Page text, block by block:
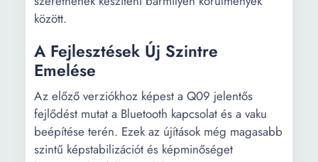
között.
A Fejlesztések Új Szintre
Emelése
Az előző verziókhoz képest a Q09 jelentős
fejlődést mutat a Bluetooth kapcsolat és a vaku
beépítése terén. Ezek az újítások még magasabb
szintű képstabilizációt és képminőséget